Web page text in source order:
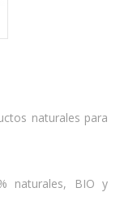
naturales para
naturales, BIO y